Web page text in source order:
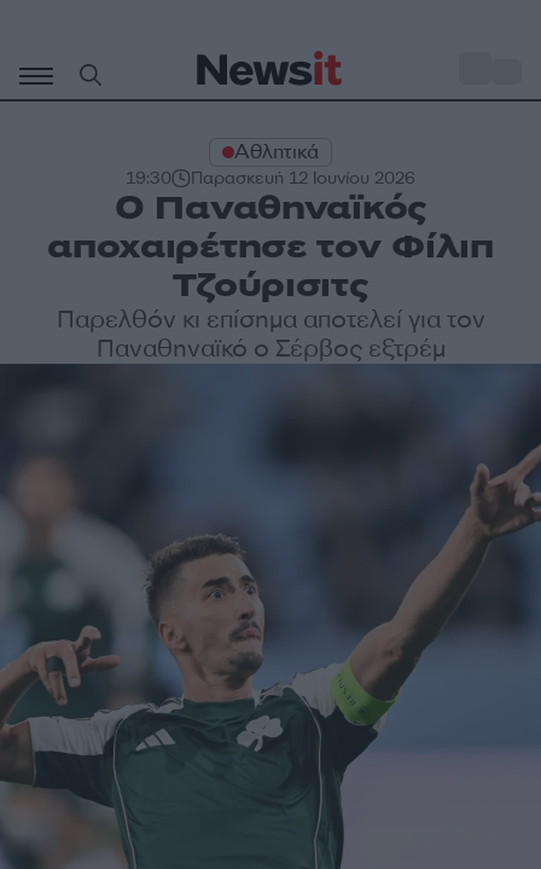
περιεχόμενο
Αθλητικά
19:30 Παρασκευή 12 Ιουνίου 2026
Ο Παναθηναϊκός
αποχαιρέτησε τον Φίλιπ
Τζούρισιτς
Παρελθόν κι επίσημα αποτελεί για τον
Παναθηναϊκό ο Σέρβος εξτρέμ